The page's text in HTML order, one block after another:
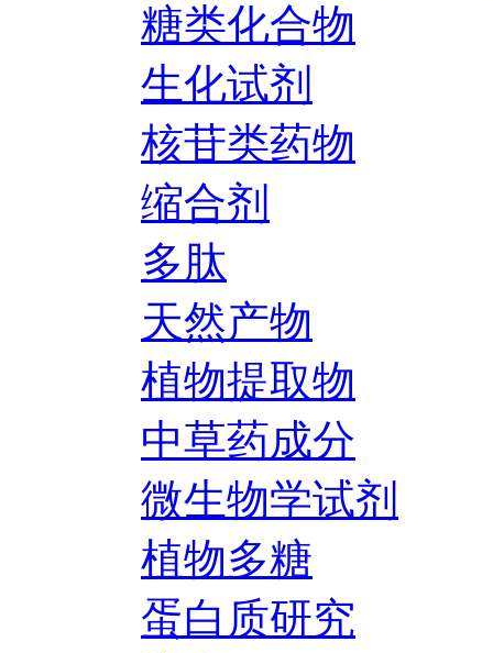
糖类化合物
生化试剂
核苷类药物
缩合剂
多肽
天然产物
植物提取物
中草药成分
微生物学试剂
植物多糖
蛋白质研究